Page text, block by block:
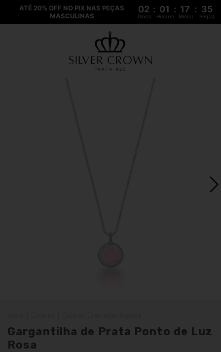
ATÉ 20% OFF NO PIX NAS PEÇAS
MASCULINAS
02 : 01 : 17 : 34
Dia(s) Hora(s) Min(s) Seg(s)
Gargantilha de Prata Ponto de Luz
Rosa